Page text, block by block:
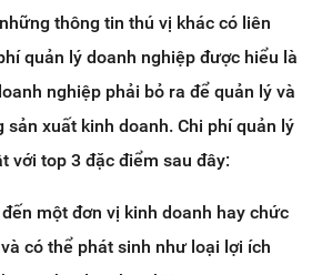
thông tin thú vị khác có liên
quản lý doanh nghiệp được hiểu là
nghiệp phải bỏ ra để quản lý và
sản xuất kinh doanh. Chi phí quản lý
với top 3 đặc điểm sau đây:
một đơn vị kinh doanh hay chức
có thể phát sinh như loại lợi ích